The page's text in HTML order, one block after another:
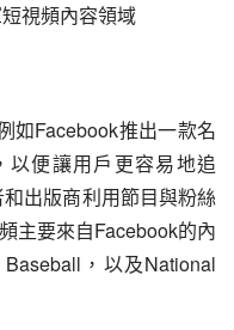
視頻內容領域
如Facebook推出一款名
以便讓用戶更容易地追
出版商利用節目與粉絲
主要來自Facebook的內
，以及National